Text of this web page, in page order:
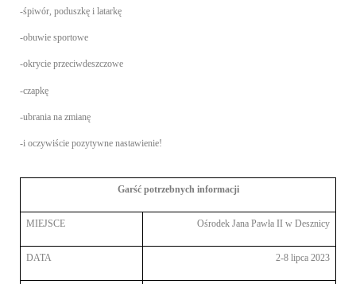
-śpiwór, poduszkę i latarkę
-obuwie sportowe
-okrycie przeciwdeszczowe
-czapkę
-ubrania na zmianę
-i oczywiście pozytywne nastawienie!
Garść potrzebnych informacji
MIEJSCE Ośrodek Jana Pawła II w Desznicy
DATA 2-8 lipca 2023